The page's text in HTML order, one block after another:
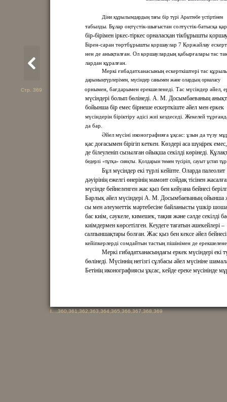
Діни құрылымдардың тағы бір түрі Аралтөбе үстіртінен
табылды. Бұлар оңтүстік-шығыстан солтүстік-батысқа
бір-бірімен іркес-тіркес орналасқан тікбұрышты
Бірен-саран төртбұрышты қоршаулар 7 Қоржайлау
нен де анықталған. Ол қоршаулардың қабырғалары тас
лардан құралған.
Меркі ғибадатханасының ескерткіштері тас
дарыныңтүрлерімен, мүсіндер санымен және олардың орналасу
орнымен, бағдарымен ерекшеленеді. Тас мүсіндер әйел,
мүсіндері болып бөлінеді. А. М. Досымбаеваның
бойынша бір емес бірнеше ескерткіште әйел мен еркек
мүсіндерін біріктіру әдісі жиі кездеседі. Жекелей
да бар.
Әйел мүсіні иконографияға ұқсас: ұзын да түзу
қас доғасымен бірігіп кеткен. Көздері аса шүңірек
де білеуленіп сызылған ойықша секілді көрінеді.
бедерлі «тұтқа» сияқты. Қолдарын төмен түсіріп, сауыт ұстап
Бұл мүсіндер екі түрлі кейіпте. Оларда палеолит
дәуірінің ежелгі өнерінің мамонт сойдақ тісінен
мүсінде бейнеленген жас қыз бен кейуана бейнесі
Барлық әйел мүсіндері А. М. Досымбаеваның ойынша
сы мен әлеуметтік мәртебесіне байланысты үшкір
бас киім, сәукеле, кимешек, тақия және сәлде секілді
киімдермен көрсетілген. Кеудеге тағатын әшекейлері –
салпыншақтары болған. Жас қыз бен кексе әйел бейнесі
кейіпкерлерді сомдайтын тастың пішінімен де
Меркі ғибадатханасындағы еркек мүсіндері екі
бөлінеді. Мүсіннің негізгі сұлбасы әйел мүсініне
Бетінің иконографиясы ұқсас, кейде ереке мүсінінде
Стр. 369
I...,360,361,362,363,364,365,366,367,368,369